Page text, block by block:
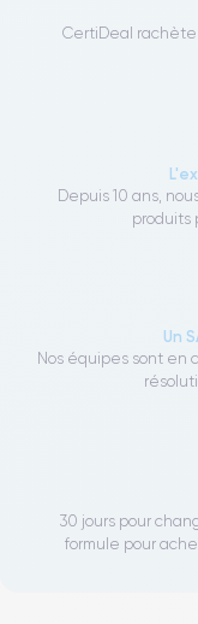
CertiDeal
Depuis 10 ans,
produits
Un
Nos équipes sont
30 jours pour
formule pour